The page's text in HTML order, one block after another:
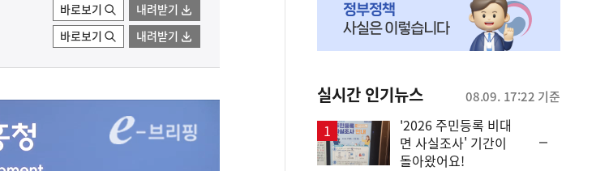
바로보기
내려받기
바로보기 내려받기
실시간 인기뉴스 08.09. 17:22 기준
'2026 주민등록 비대
면 사실조사' 기간이
돌아왔어요!